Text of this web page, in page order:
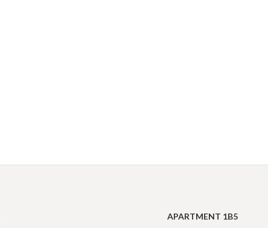
APARTMENT 1B5